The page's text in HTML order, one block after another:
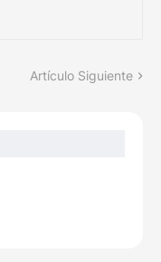
Artículo Siguiente